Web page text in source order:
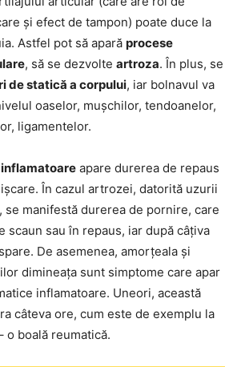
și efect de tampon) poate duce la
Astfel pot să apară procese
, să se dezvolte artroza. În plus, se
de statică a corpului, iar bolnavul va
oaselor, mușchilor, tendoanelor,
ligamentelor.
apare durerea de repaus
În cazul artrozei, datorită uzurii
manifestă durerea de pornire, care
scaun sau în repaus, iar după câțiva
De asemenea, amorțeala și
dimineața sunt simptome care apar
inflamatoare. Uneori, această
câteva ore, cum este de exemplu la
o boală reumatică.